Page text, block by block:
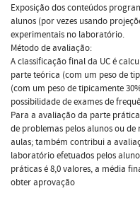
Exposição dos conteúdos
alunos (por vezes usando
experimentais no laboratório.
Método de avaliação:
A classificação final da UC é
parte teórica (com um peso de
(com um peso de tipicamente
possibilidade de exames de
Para a avaliação da parte
de problemas pelos alunos ou
aulas; também contribui a
laboratório efetuados pelos
práticas é 8,0 valores, a média
obter aprovação